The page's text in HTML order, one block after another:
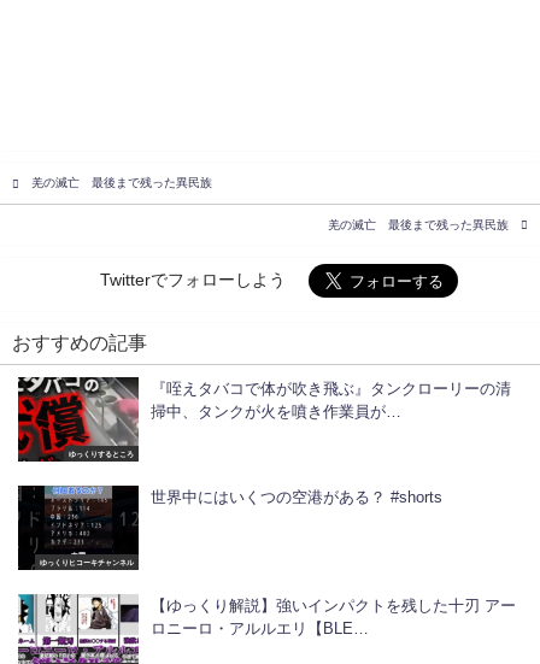
羌の滅亡 最後まで残った異民族
羌の滅亡 最後まで残った異民族
Twitterでフォローしよう
おすすめの記事
ゆっくりするところ
『咥えタバコで体が吹き飛ぶ』タンクローリーの清
掃中、タンクが火を噴き作業員が…
ゆっくりヒコーキチャンネル
世界中にはいくつの空港がある？ #shorts
【ゆっくり解説】強いインパクトを残した十刃 アー
ロニーロ・アルルエリ【BLE…